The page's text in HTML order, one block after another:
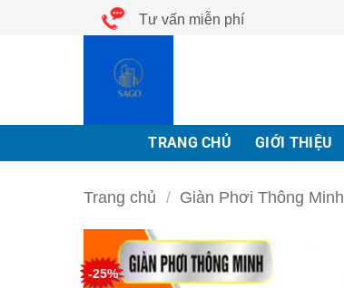
Tư vấn miễn phí
TRANG CHỦ GIỚI THIỆU
Trang chủ / Giàn Phơi Thông Minh
-25%